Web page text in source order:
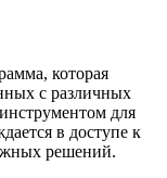
которая
с различных
для
в доступе к
решений.